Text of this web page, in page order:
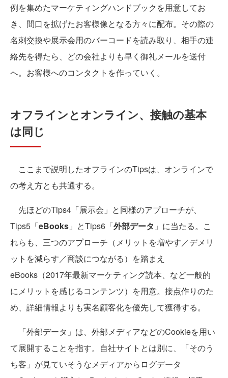
例を集めたマーケティングハンドブックを用意してお
き、間口を拡げたお客様像となる方々に配布。その際の
名刺交換や展示会用のバーコードを読み取り、相手の連
絡先を得たら、どの会社よりも早く御礼メールを送付
へ。お客様へのコンタクトを作っていく。
オフラインとオンライン、接触の基本
は同じ
ここまで説明したオフラインのTipsは、オンラインで
の考え方とも共通する。
先ほどのTips4「展示会」と同様のアプローチが、
Tips5「eBooks 」とTips6「外部データ 」に当たる。こ
れらも、三つのアプローチ（メリットを増やす／デメリ
ットを減らす／商談につながる）を踏まえ
eBooks（2017年最新マーケティング読本、など一般的
にメリットを感じるコンテンツ）を用意。接点作りのた
め、詳細情報よりも実名顧客化を優先して獲得する。
「外部データ」は、外部メディアなどのCookieを用い
て展開することを指す。自社サイトとは別に、「そのう
ち客」が見ていそうなメディアからログデータ